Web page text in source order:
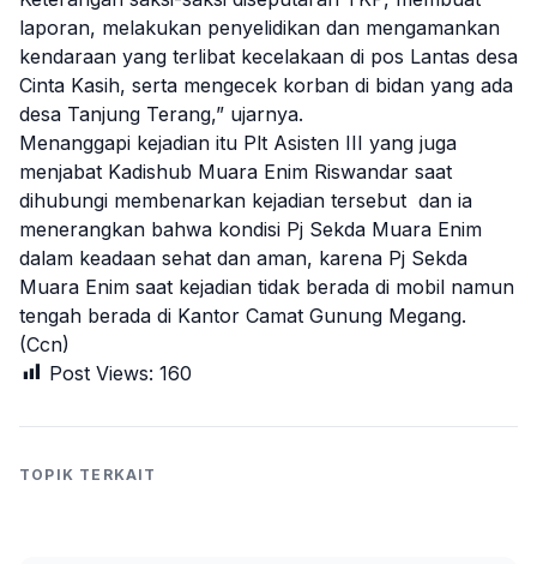
laporan, melakukan penyelidikan dan mengamankan
kendaraan yang terlibat kecelakaan di pos Lantas desa
Cinta Kasih, serta mengecek korban di bidan yang ada
desa Tanjung Terang,” ujarnya.
Menanggapi kejadian itu Plt Asisten III yang juga
menjabat Kadishub Muara Enim Riswandar saat
dihubungi membenarkan kejadian tersebut dan ia
menerangkan bahwa kondisi Pj Sekda Muara Enim
dalam keadaan sehat dan aman, karena Pj Sekda
Muara Enim saat kejadian tidak berada di mobil namun
tengah berada di Kantor Camat Gunung Megang.
(Ccn)
Post Views: 160
TOPIK TERKAIT